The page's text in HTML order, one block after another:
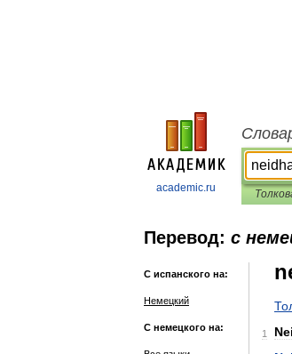
academic.ru
Перевод: с
С испанского на:
Немецкий
С немецкого на:
1